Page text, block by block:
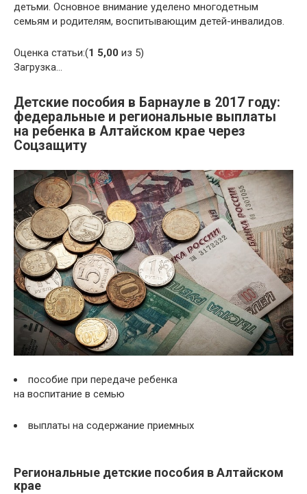
детьми. Основное внимание уделено многодетным
семьям и родителям, воспитывающим детей-инвалидов.
Оценка статьи:(1 5,00 из 5)
Загрузка…
Детские пособия в Барнауле в 2017 году:
федеральные и региональные выплаты
на ребенка в Алтайском крае через
Соцзащиту
пособие при передаче ребенка
на воспитание в семью
выплаты на содержание приемных
Региональные детские пособия в Алтайском
крае